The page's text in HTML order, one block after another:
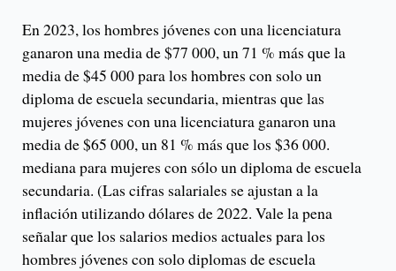
En 2023, los hombres jóvenes con una licenciatura
ganaron una media de $77 000, un 71 % más que la
media de $45 000 para los hombres con solo un
diploma de escuela secundaria, mientras que las
mujeres jóvenes con una licenciatura ganaron una
media de $65 000, un 81 % más que los $36 000.
mediana para mujeres con sólo un diploma de escuela
secundaria. (Las cifras salariales se ajustan a la
inflación utilizando dólares de 2022. Vale la pena
señalar que los salarios medios actuales para los
hombres jóvenes con solo diplomas de escuela